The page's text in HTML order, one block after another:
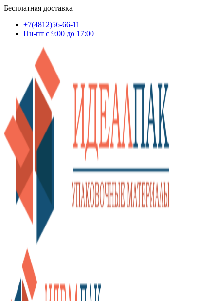
Бесплатная доставка
+7(4812)56-66-11
Пн-пт c 9:00 до 17:00